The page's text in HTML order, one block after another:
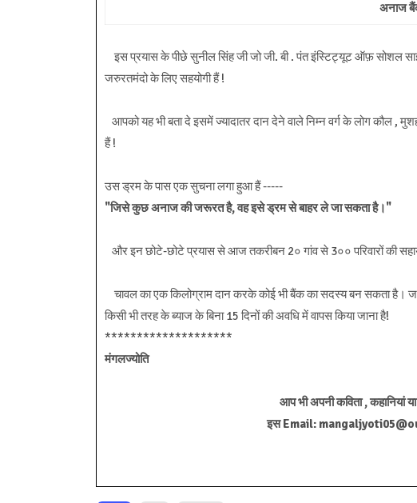
अनाज
इस प्रयास के पीछे सुनील सिंह जी जो जी. बी . पंत इंस्टिट्यूट ऑफ़ सोशल
जरुरतमंदो के लिए सहयोगी हैं !
आपको यह भी बता दे इसमें ज्यादातर दान देने वाले निम्न वर्ग के लोग कौल ,
हैं !
उस ड्रम के पास एक सुचना लगा हुआ हैं -----
"जिसे कुछ अनाज की जरूरत है, वह इसे ड्रम से बाहर ले जा सकता है।"
और इन छोटे-छोटे प्रयास से आज तकरीबन 2० गांव से 3०० परिवारों की
चावल का एक किलोग्राम दान करके कोई भी बैंक का सदस्य बन सकता
किसी भी तरह के ब्याज के बिना 15 दिनों की अवधि में वापस किया जाना है!
********************
मंगलज्योति
आप भी अपनी कविता , कहानियां
इस Email: